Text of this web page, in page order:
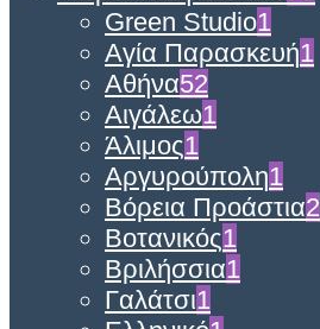
Green Studio1
Αγία Παρασκευή1
Αθήνα52
Αιγάλεω1
Άλιμος1
Αργυρούπολη1
Βόρεια Προάστια2
Βοτανικός1
Βριλήσσια1
Γαλάτσι1